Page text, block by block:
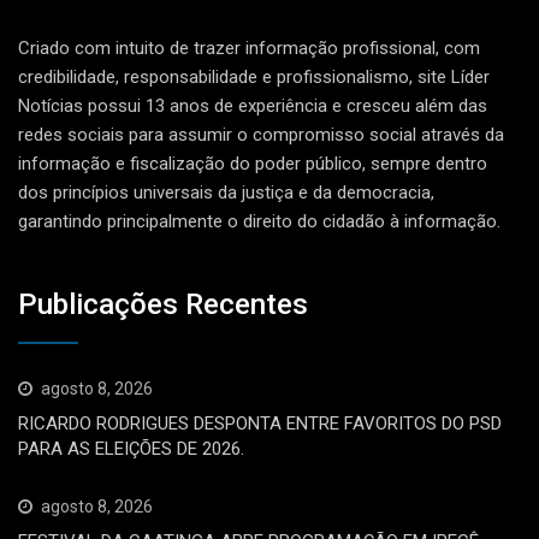
Criado com intuito de trazer informação profissional, com
credibilidade, responsabilidade e profissionalismo, site Líder
Notícias possui 13 anos de experiência e cresceu além das
redes sociais para assumir o compromisso social através da
informação e fiscalização do poder público, sempre dentro
dos princípios universais da justiça e da democracia,
garantindo principalmente o direito do cidadão à informação.
Publicações Recentes
agosto 8, 2026
RICARDO RODRIGUES DESPONTA ENTRE FAVORITOS DO PSD
PARA AS ELEIÇÕES DE 2026.
agosto 8, 2026